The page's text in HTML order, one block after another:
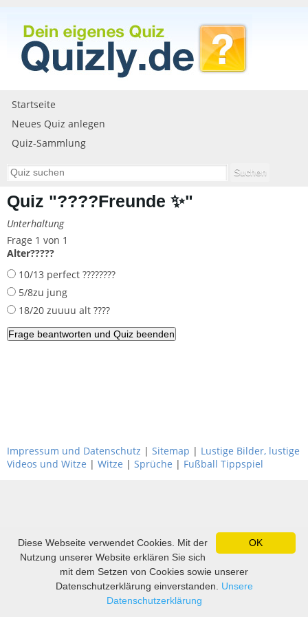
Startseite
Neues Quiz anlegen
Quiz-Sammlung
Quiz "????Freunde ✨"
Unterhaltung
Frage 1 von 1
Alter?????
10/13 perfect ????????
5/8zu jung
18/20 zuuuu alt ????
Impressum und Datenschutz | Sitemap | Lustige Bilder, lustige
Videos und Witze | Witze | Sprüche | Fußball Tippspiel
OK
Diese Webseite verwendet Cookies. Mit der
Nutzung unserer Website erklären Sie sich
mit dem Setzen von Cookies sowie unserer
Datenschutzerklärung einverstanden. Unsere
Datenschutzerklärung